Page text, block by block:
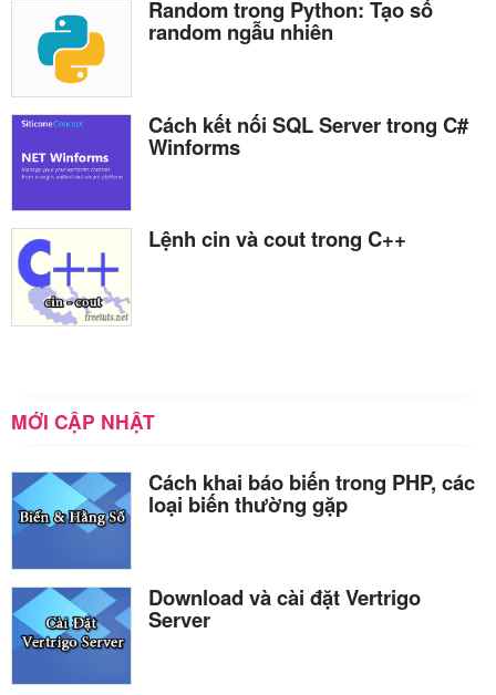
Random trong Python: Tạo số
random ngẫu nhiên
Cách kết nối SQL Server trong C#
Winforms
Lệnh cin và cout trong C++
MỚI CẬP NHẬT
Cách khai báo biến trong PHP, các
loại biến thường gặp
Download và cài đặt Vertrigo
Server